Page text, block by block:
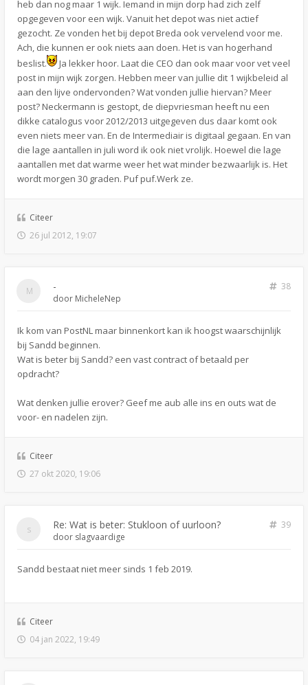
heb dan nog maar 1 wijk. Iemand in mijn dorp had zich zelf
opgegeven voor een wijk. Vanuit het depot was niet actief
gezocht. Ze vonden het bij depot Breda ook vervelend voor me.
Ach, die kunnen er ook niets aan doen. Het is van hogerhand
beslist.
Ja lekker hoor. Laat die CEO dan ook maar voor vet veel
post in mijn wijk zorgen. Hebben meer van jullie dit 1 wijkbeleid al
aan den lijve ondervonden? Wat vonden jullie hiervan? Meer
post? Neckermann is gestopt, de diepvriesman heeft nu een
dikke catalogus voor 2012/2013 uitgegeven dus daar komt ook
even niets meer van. En de Intermediair is digitaal gegaan. En van
die lage aantallen in juli word ik ook niet vrolijk. Hoewel die lage
aantallen met dat warme weer het wat minder bezwaarlijk is. Het
wordt morgen 30 graden. Puf puf.Werk ze.
Citeer
26 jul 2012, 19:07
-
38
door MicheleNep
Ik kom van PostNL maar binnenkort kan ik hoogst waarschijnlijk
bij Sandd beginnen.
Wat is beter bij Sandd? een vast contract of betaald per
opdracht?
Wat denken jullie erover? Geef me aub alle ins en outs wat de
voor- en nadelen zijn.
Citeer
27 okt 2020, 19:06
Re: Wat is beter: Stukloon of uurloon?
39
door slagvaardige
Sandd bestaat niet meer sinds 1 feb 2019.
Citeer
04 jan 2022, 19:49